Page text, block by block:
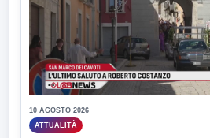
10 AGOSTO 2026
ATTUALITÀ